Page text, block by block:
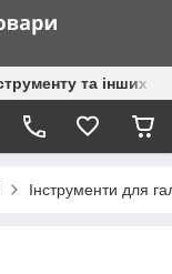
та інших
Інструменти для